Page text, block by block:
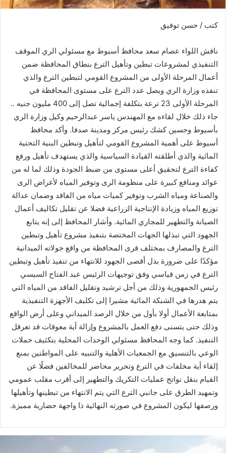
كتب / حسن توفيق
ناقش اللواء عصام سعد محافظ أسيوط مع مسئولي الري الموقف
التنفيذي لمشروعات تبطين وتأهيل الترع بنطاق المحافظة ضمن
أعمال المرحلة الأولى من المشروع القومي لتبطين الترع والذي
تنفذه وزارة الري ويصل عدد الترع على مستوى المحافظة في
المرحلة الأولى 23 ترعة بتكلفة إجمالية تصل إلى 400 مليون جنيه ..
جاء ذلك خلال لقاءه مع المهندس ياسر عبدالرحيم وكيل وزارة الري
بأسيوط وحسين كشك رئيس مركز ومدينة صدفا. وأكد محافظ
أسيوط على أهمية المشروع القومي لتأهيل وتبطين البنية التحتية
المائية والذي أطلقته القيادة السياسية والذي يستهدف تأهيل ورفع
كفاءة الترع لتحقيق أعلى مستوى من ضبط الجودة وذلك لما له من
عوائد ومنافع كبيرة على منظومة الرى وتوفير المياه لأغراض الرى
والصناعة ومياه الشرب وتوفير كميات مياه من الفاقد وضمان عدالة
توزيع المياه وزيادة الإنتاجية الزراعية فضلا عن تقليل تكاليف أعمال
الصيانة والتطهير للمجاري المائية. وأشار المحافظ إلى إنه يتابع
الجهود التي تبذلها الجهات المختصة بتنفيذ مشروع تأهيل وتبطين
الترع والمصارف بمختلف قرى المحافظة من واقع جولاته الميدانية
مؤكدًا على ضرورة بذل أقصى الجهود للانتهاء من تنفيذ تأهيل وتبطين
الترع في زمن قياسي وفق توجيهات الرئيس عبد الفتاح السيسي
رئيس الجمهورية وذلك من أجل ترشيد وتقليل الفاقد من المياه التي
يتم هدرها في الشبكة المائية مشيرا إلى تكليف الأجهزة التنفيذية
بمتابعة الأعمال أولا بأول من خلال الرصد الميداني وعلى أرض الواقع
وذلك حتى يتسنى دفع العمل بالمشروع وإزالة أية معوقات قد تعرقل
التنفيذ. كما وجه المحافظ مسئولي الوحدات المحلية بتكثيف حملات
الوعي بالتنسيق مع الجمعيات الأهلية والتنبيه على المواطنين بمنع
إلقاء أية مخلفات في الترع وتحرير محاضر للمخالفين فضلًا عن
القيام بنقل نواتج عمليات التكريك والتطهير إلى أقرب مقلب عمومي
وتمهيد الطرق على جانبي الترع التي يتم الانتهاء من تبطينها وتأهيلها
ورصفها ليكون المشروع في صورته النهائية ذا واجهة حضارية مميزة.